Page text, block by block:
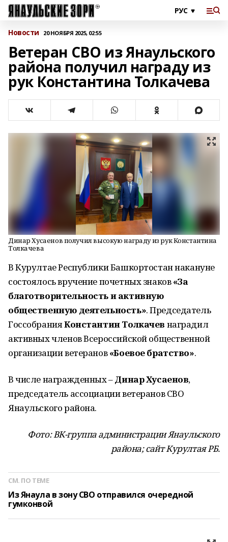
Новости 20 НОЯБРЯ 2025, 02:55
Ветеран СВО из Янаульского
района получил награду из
рук Константина Толкачева
Динар Хусаенов получил высокую награду из рук Константина
Толкачева
В Курултае Республики Башкортостан накануне
состоялось вручение почетных знаков«За
благотворительность и активную
общественную деятельность». Председатель
ГоссобранияКонстантин Толкачев наградил
активных членов Всероссийской общественной
организации ветеранов«Боевое братство».
В числе награжденных –Динар Хусаенов,
председатель ассоциации ветеранов СВО
Янаульского района.
Фото: ВК-группа администрации Янаульского
района; сайт Курултая РБ.
СМ. ПО ТЕМЕ
Из Янаула в зону СВО отправился очередной
гумконвой